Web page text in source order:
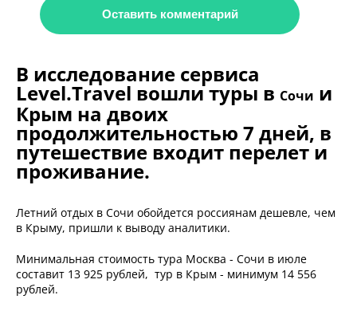
Оставить комментарий
В исследование сервиса
Level.Travel вошли туры в Сочи и
Крым на двоих
продолжительностью 7 дней, в
путешествие входит перелет и
проживание.
Летний отдых в Сочи обойдется россиянам дешевле, чем
в Крыму, пришли к выводу аналитики.
Минимальная стоимость тура Москва - Сочи в июле
составит 13 925 рублей, тур в Крым - минимум 14 556
рублей.